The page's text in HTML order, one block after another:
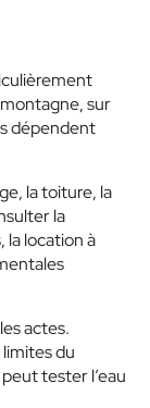
sur
dépendent
la toiture, la
la
la location à
actes.
du
tester l’eau